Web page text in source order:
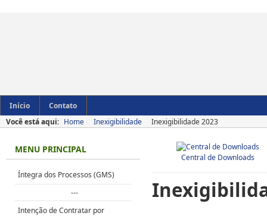
Início
Contato
Você está aqui: Home Inexigibilidade Inexigibilidade 2023
Central de Downloads
MENU PRINCIPAL
Íntegra dos Processos (GMS)
---
Intenção de Contratar por